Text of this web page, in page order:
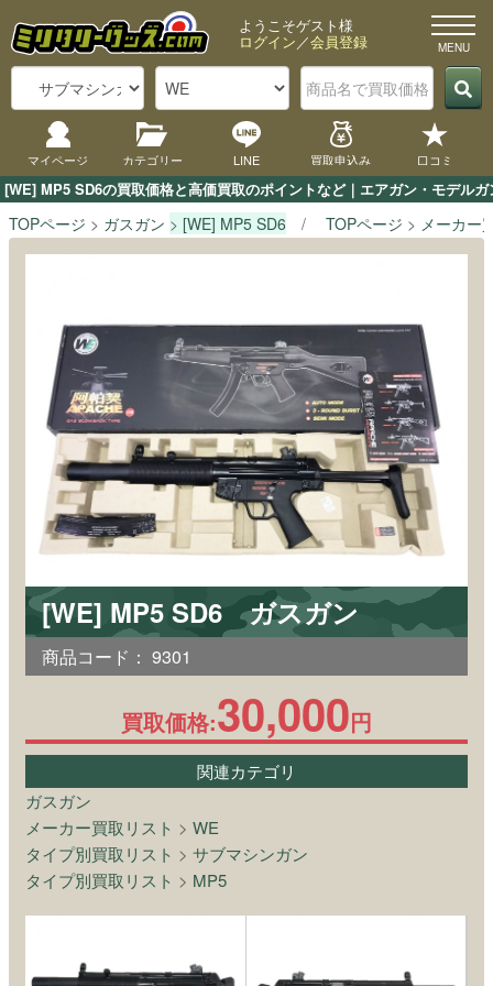
[WE] MP5 SD6の買取価格と高価買取のポイントなど｜エアガン・モデル
ようこそゲスト様
ログイン／会員登録
マイページ カテゴリー LINE 買取申込み 口コミ
TOPページ ガスガン [WE] MP5 SD6 TOPページ メーカー
[WE] MP5 SD6 ガスガン
商品コード： 9301
買取価格:30,000円
関連カテゴリ
ガスガン
メーカー買取リスト > WE
タイプ別買取リスト > サブマシンガン
タイプ別買取リスト > MP5